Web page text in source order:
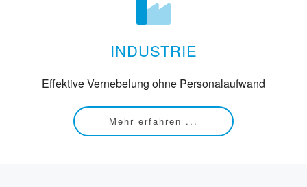
INDUSTRIE
Effektive Vernebelung ohne Personalaufwand
Mehr erfahren ...